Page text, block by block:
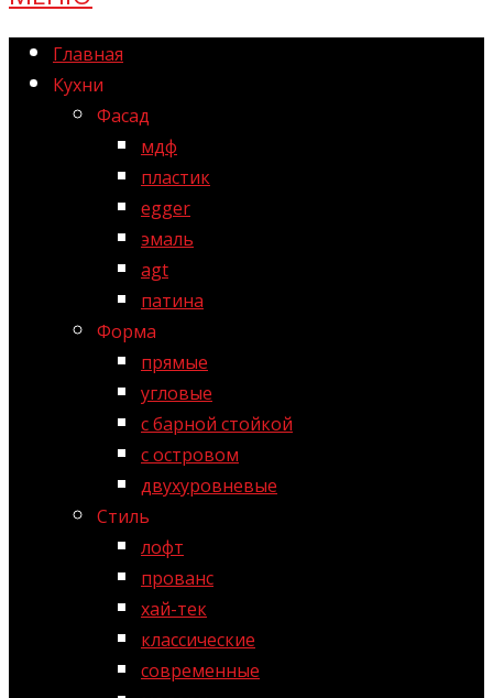
Главная
Кухни
Фасад
мдф
пластик
egger
эмаль
agt
патина
Форма
прямые
угловые
с барной стойкой
с островом
двухуровневые
Стиль
лофт
прованс
хай-тек
классические
современные